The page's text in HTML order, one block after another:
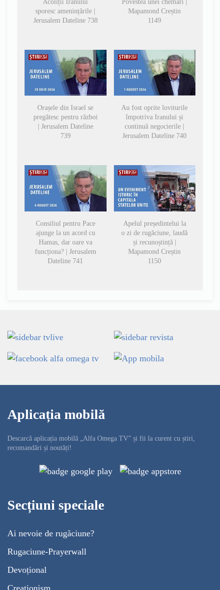
Acoliții Iranului
sporesc amenințările |
Jerusalem Dateline 738
Povestea unei chemări |
Mapamond Creștin
1149
Orașele din Israel se
pregătesc pentru război
| Jerusalem Dateline
739
Au fost oprite loviturile
împotriva Iranului și
continuă negocierile |
Jerusalem Dateline 740
Consiliul pentru Pace
ajunge la un acord cu
Hamas, dar oare va
funcționa? | Jerusalem
Dateline 741
Apelul președintelui la
o zi de rugăciune, laudă
și recunoștință |
Mapamond Creștin
1150
Aplicația mobilă
Descarcă aplicația mobilă „Alfa Omega TV” și fii la curent cu știri,
recomandări și noutăți!
Secțiuni speciale
Ai nevoie de rugăciune?
Rugaciune-Prayerwall
Devoțional
Creaționism